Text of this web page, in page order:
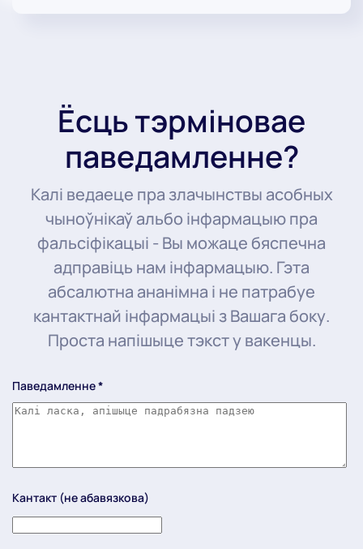
Ёсць тэрміновае
паведамленне?
Калі ведаеце пра злачынствы асобных
чыноўнікаў альбо інфармацыю пра
фальсіфікацыі - Вы можаце бяспечна
адправіць нам інфармацыю. Гэта
абсалютна ананімна і не патрабуе
кантактнай інфармацыі з Вашага боку.
Проста напішыце тэкст у вакенцы.
Паведамленне*
Кантакт (не абавязкова)